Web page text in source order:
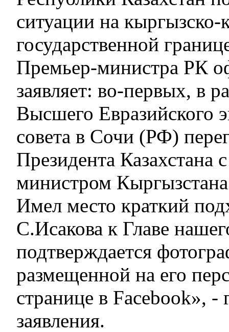
ситуации на кыргызско-
государственной
Премьер-министра РК
заявляет: во-первых, в
Высшего Евразийского
совета в Сочи (РФ)
Президента Казахстана
министром
Имел место краткий
С.Исакова к Главе
подтверждается
размещенной на его
странице в Facebook», -
заявления.